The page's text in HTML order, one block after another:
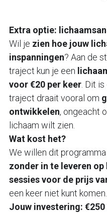
Extra optie:
Wil je zien hoe jouw
inspanningen? Aan de
traject kun je een
voor €20 per keer. Dit is
traject draait vooral om
ontwikkelen, ongeacht
lichaam wilt zien.
Wat kost het?
zonder in te leveren
sessies voor de prijs
een keer niet kunt komen.
Jouw investering: